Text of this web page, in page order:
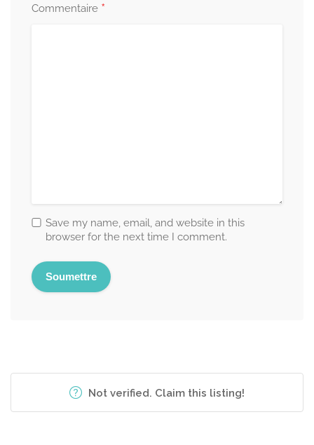
Commentaire *
Save my name, email, and website in this
browser for the next time I comment.
Not verified. Claim this listing!